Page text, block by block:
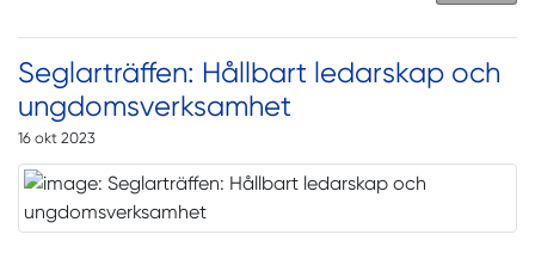
Seglarträffen: Hållbart ledarskap och
ungdomsverksamhet
16 okt 2023